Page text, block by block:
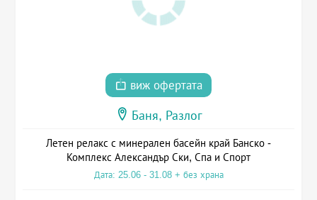
виж офертата
Баня, Разлог
Летен релакс с минерален басейн край Банско -
Комплекс Александър Ски, Спа и Спорт
Дата: 25.06 - 31.08 + без храна